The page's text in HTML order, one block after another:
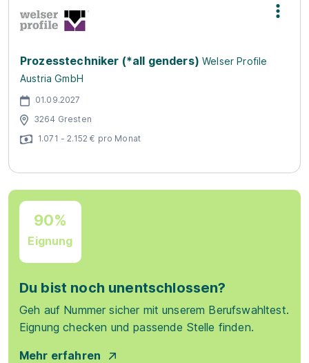
Prozesstechniker (*all genders) Welser Profile
Austria GmbH
01.09.2027
3264 Gresten
1.071 - 2.152 € pro Monat
90%
Eignung
Du bist noch unentschlossen?
Geh auf Nummer sicher mit unserem Berufswahltest.
Eignung checken und passende Stelle finden.
Mehr erfahren